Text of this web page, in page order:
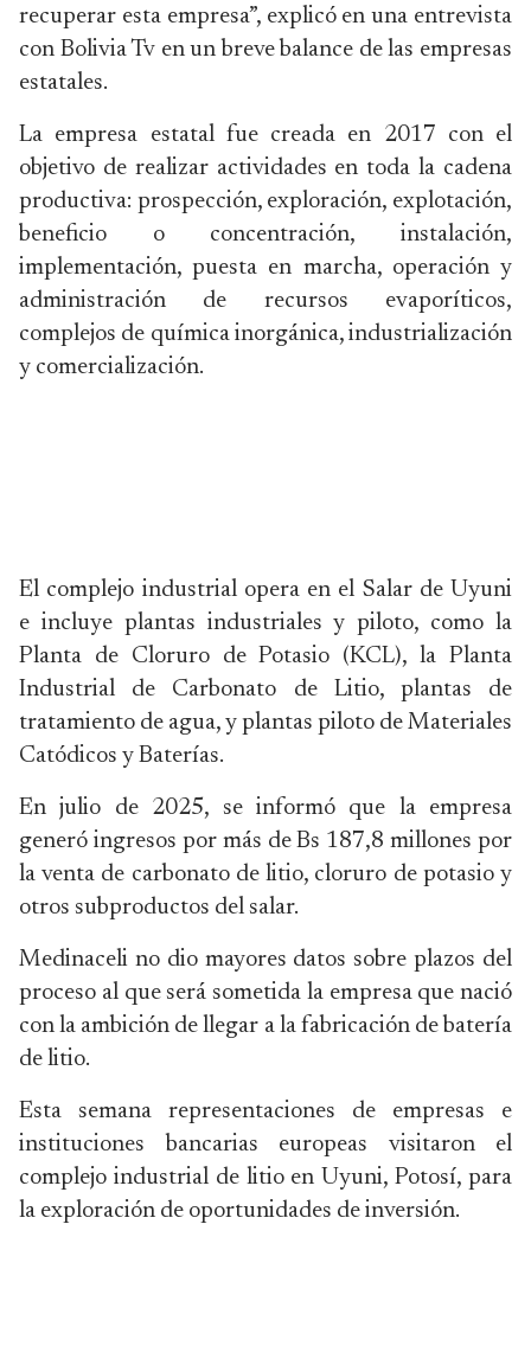
recuperar esta empresa”, explicó en una entrevista
con Bolivia Tv en un breve balance de las empresas
estatales.
La empresa estatal fue creada en 2017 con el
objetivo de realizar actividades en toda la cadena
productiva: prospección, exploración, explotación,
beneficio o concentración, instalación,
implementación, puesta en marcha, operación y
administración de recursos evaporíticos,
complejos de química inorgánica, industrialización
y comercialización.
El complejo industrial opera en el Salar de Uyuni
e incluye plantas industriales y piloto, como la
Planta de Cloruro de Potasio (KCL), la Planta
Industrial de Carbonato de Litio, plantas de
tratamiento de agua, y plantas piloto de Materiales
Catódicos y Baterías.
En julio de 2025, se informó que la empresa
generó ingresos por más de Bs 187,8 millones por
la venta de carbonato de litio, cloruro de potasio y
otros subproductos del salar.
Medinaceli no dio mayores datos sobre plazos del
proceso al que será sometida la empresa que nació
con la ambición de llegar a la fabricación de batería
de litio.
Esta semana representaciones de empresas e
instituciones bancarias europeas visitaron el
complejo industrial de litio en Uyuni, Potosí, para
la exploración de oportunidades de inversión.